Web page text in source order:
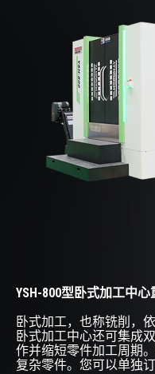
YSH-800型卧式加工中
卧式加工，也称铣削，
卧式加工中心还可集成
作并缩短零件加工周期
复杂零件。您可以单独